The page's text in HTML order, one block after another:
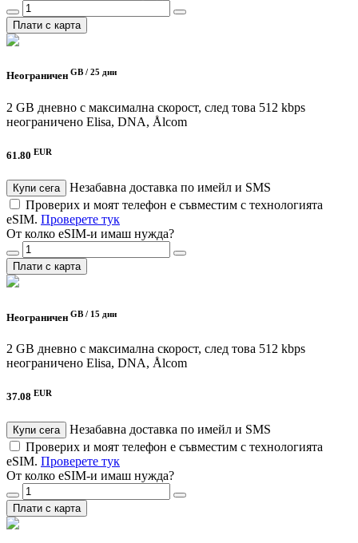
Плати с карта
Неограничен GB / 25 дни
2 GB дневно с максимална скорост, след това 512 kbps
неограничено Elisa, DNA, Ålcom
61.80 EUR
Купи сега
Незабавна доставка по имейл и SMS
Проверих и моят телефон е съвместим с технологията
eSIM. Проверете тук
От колко eSIM-и имаш нужда?
Плати с карта
Неограничен GB / 15 дни
2 GB дневно с максимална скорост, след това 512 kbps
неограничено Elisa, DNA, Ålcom
37.08 EUR
Купи сега
Незабавна доставка по имейл и SMS
Проверих и моят телефон е съвместим с технологията
eSIM. Проверете тук
От колко eSIM-и имаш нужда?
Плати с карта